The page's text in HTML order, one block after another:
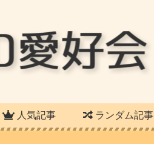
人気記事 ランダム記事